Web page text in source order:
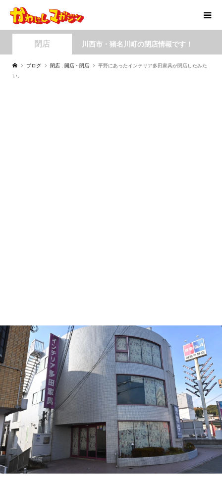
閉店 川西市・猪名川町の閉店情報です！
ブログ 閉店 開店・閉店
平野にあったインテリア多田家具が閉店したみた
い。